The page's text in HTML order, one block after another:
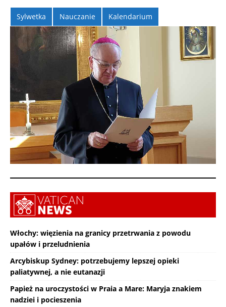
Sylwetka Nauczanie Kalendarium
Włochy: więzienia na granicy przetrwania z powodu
upałów i przeludnienia
Arcybiskup Sydney: potrzebujemy lepszej opieki
paliatywnej, a nie eutanazji
Papież na uroczystości w Praia a Mare: Maryja znakiem
nadziei i pocieszenia